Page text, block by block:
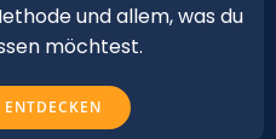
und allem, was du
möchtest.
ENTDECKEN